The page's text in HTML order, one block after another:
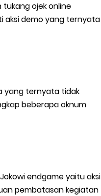
tukang ojek online
aksi demo yang ternyata
yang ternyata tidak
beberapa oknum
endgame yaitu aksi
pembatasan kegiatan